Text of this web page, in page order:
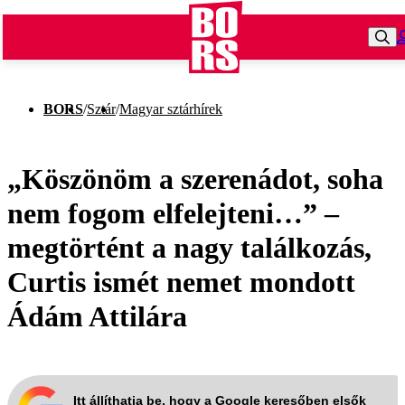
BORS/Sztár/Magyar sztárhírek
„Köszönöm a szerenádot, soha
nem fogom elfelejteni…” –
megtörtént a nagy találkozás,
Curtis ismét nemet mondott
Ádám Attilára
Itt állíthatja be, hogy a Google keresőben elsők